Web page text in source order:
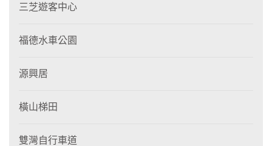
三芝遊客中心
福德水車公園
源興居
橫山梯田
雙灣自行車道